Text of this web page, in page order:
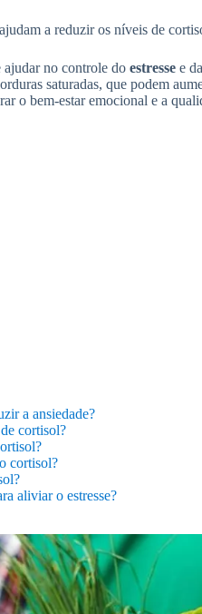
a reduzir os níveis de
ajudar no controle do estresse e da
saturadas, que podem
o bem-estar emocional e a
a ansiedade?
cortisol?
cortisol?
aliviar o estresse?